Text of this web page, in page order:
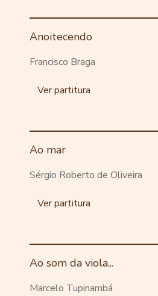
Anoitecendo
Francisco Braga
Ver partitura
Ao mar
Sérgio Roberto de Oliveira
Ver partitura
Ao som da viola...
Marcelo Tupinambá